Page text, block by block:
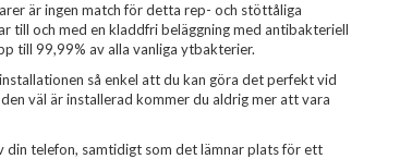
är ingen match för detta rep- och stöttåliga
till och med en kladdfri beläggning med antibakteriell
till 99,99% av alla vanliga ytbakterier.
så enkel att du kan göra det perfekt vid
väl är installerad kommer du aldrig mer att vara
telefon, samtidigt som det lämnar plats för ett